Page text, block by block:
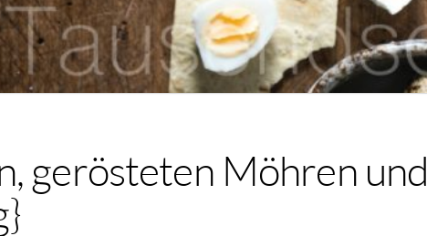
gerösteten Möhren und